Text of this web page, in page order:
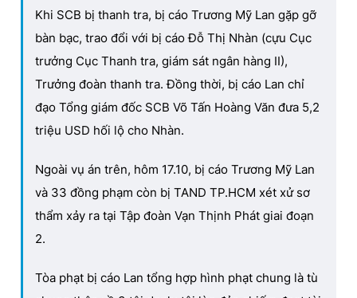
Khi SCB bị thanh tra, bị cáo Trương Mỹ Lan gặp gỡ
bàn bạc, trao đổi với bị cáo Đỗ Thị Nhàn (cựu Cục
trưởng Cục Thanh tra, giám sát ngân hàng II),
Trưởng đoàn thanh tra. Đồng thời, bị cáo Lan chỉ
đạo Tổng giám đốc SCB Võ Tấn Hoàng Văn đưa 5,2
triệu USD hối lộ cho Nhàn.
Ngoài vụ án trên, hôm 17.10, bị cáo Trương Mỹ Lan
và 33 đồng phạm còn bị TAND TP.HCM xét xử sơ
thẩm xảy ra tại Tập đoàn Vạn Thịnh Phát giai đoạn
2.
Tòa phạt bị cáo Lan tổng hợp hình phạt chung là tù